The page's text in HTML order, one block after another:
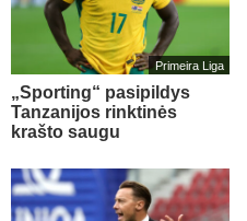
Primeira Liga
„Sporting“ pasipildys
Tanzanijos rinktinės
krašto saugu